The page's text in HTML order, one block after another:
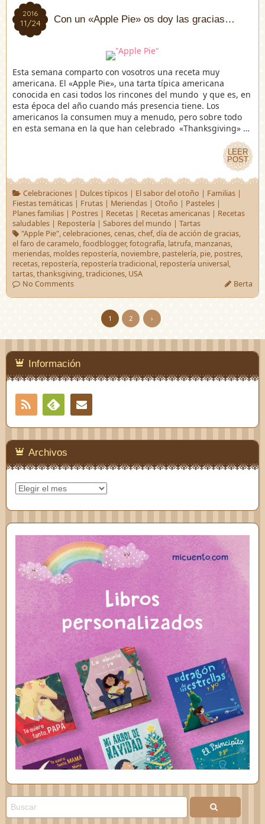
2016
11/24
2016
11/24 Con un «Apple Pie» os doy las gracias…
Esta semana comparto con vosotros una receta muy
americana. El «Apple Pie», una tarta típica americana
conocida en casi todos los rincones del mundo y que es, en
esta época del año cuando más presencia tiene. Los
americanos la consumen muy a menudo, pero sobre todo
en esta semana en la que han celebrado «Thanksgiving» …
LEER
POST
LEER
POST
Celebraciones| Dulces típicos| El sabor del otoño | Familias|
Fiestas temáticas | Frutas | Meriendas | Otoño | Pasteles |
Planes familias | Postres | Recetas | Recetas americanas | Recetas
saludables | Repostería | Sabores del mundo | Tartas
"Apple Pie",celebraciones,cenas,chef,día de acción de gracias,
el faro de caramelo,foodblogger,fotografía, latrufa, manzanas,
meriendas, moldes repostería, noviembre, pastelería, pie, postres,
recetas, repostería, repostería tradicional, repostería universal,
tartas,thanksgiving,tradiciones, USA
No Comments
Berta
1 2 ›
Información
RSS
Feedly
Archivos
Archivos